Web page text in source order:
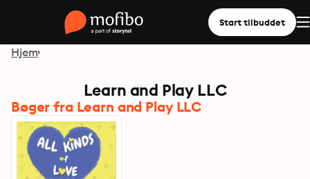
Start tilbuddet
Hjem
Learn and Play LLC
Bøger fra Learn and Play LLC